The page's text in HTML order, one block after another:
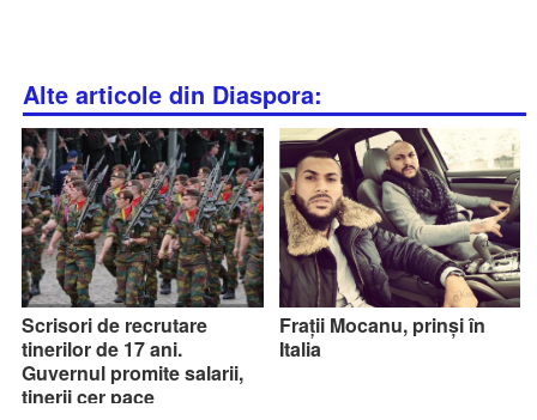
Alte articole din Diaspora:
Scrisori de recrutare
tinerilor de 17 ani.
Guvernul promite salarii,
tinerii cer pace
Frații Mocanu, prinși în
Italia